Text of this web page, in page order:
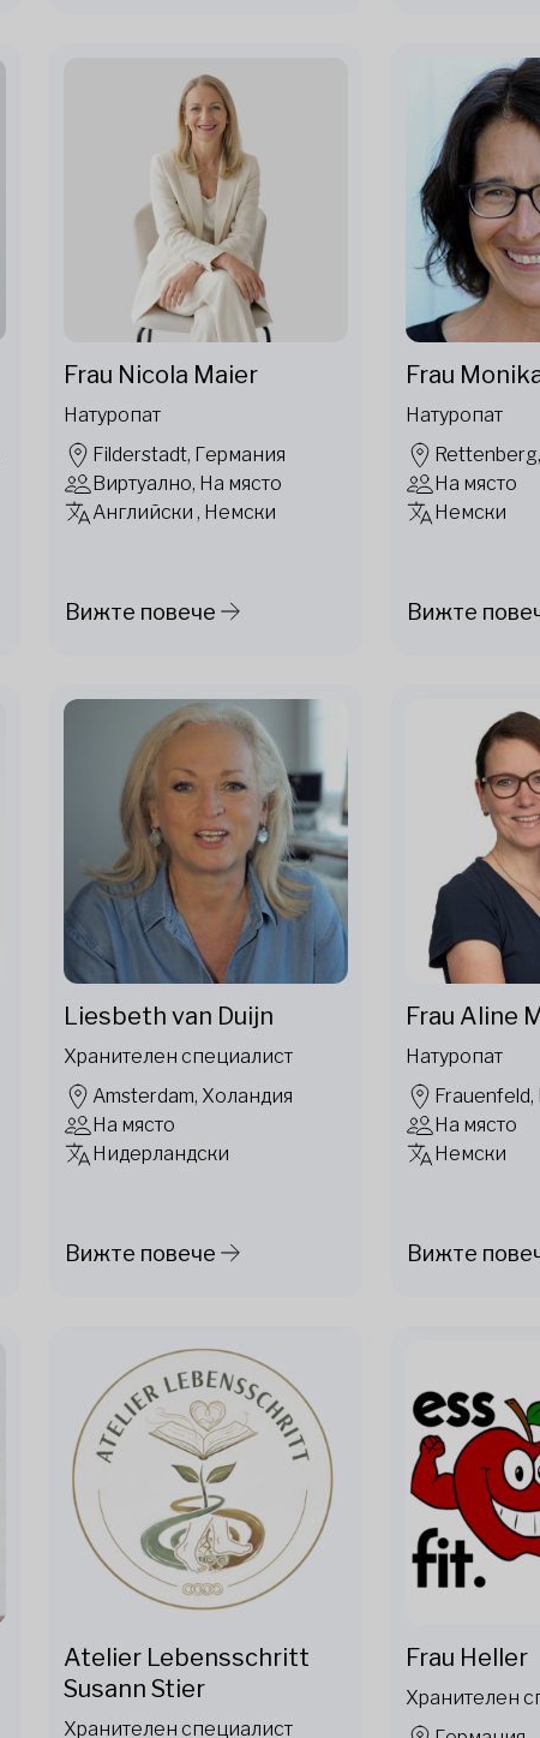
Frau Nicola Maier
Натуропат
Filderstadt, Германия
Виртуално, На място
Английски , Немски
Вижте повече
Frau
Натуропат
На място
Немски
Вижте
Liesbeth van Duijn
Хранителен специалист
Amsterdam, Холандия
На място
Нидерландски
Вижте повече
Frau Aline
Натуропат
На място
Немски
Вижте
Atelier Lebensschritt
Susann Stier
Хранителен специалист
Frau Heller
Хранителен